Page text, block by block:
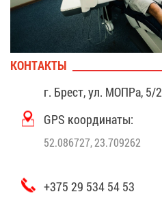
КОН­ТАК­ТЫ
г. Брест, ул. MO­ПPa, 5/2
GPS ко­ор­ди­на­ты:
52.086727, 23.709262
+375 29 534 54 53